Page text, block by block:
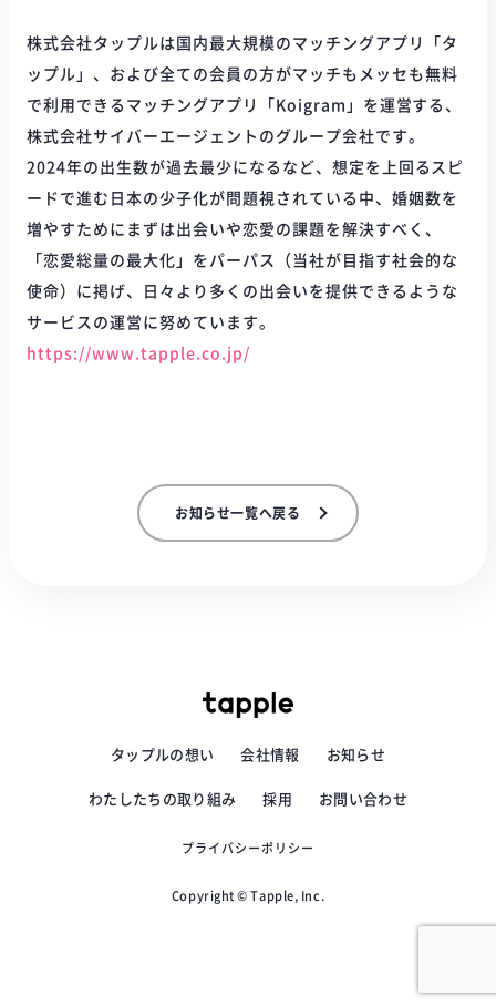
株式会社タップルは国内最大規模のマッチングアプリ「タ
ップル」、および全ての会員の方がマッチもメッセも無料
で利用できるマッチングアプリ「Koigram」を運営する、
株式会社サイバーエージェントのグループ会社です。
2024年の出生数が過去最少になるなど、想定を上回るスピ
ードで進む日本の少子化が問題視されている中、婚姻数を
増やすためにまずは出会いや恋愛の課題を解決すべく、
「恋愛総量の最大化」をパーパス（当社が目指す社会的な
使命）に掲げ、日々より多くの出会いを提供できるような
サービスの運営に努めています。
https://www.tapple.co.jp/
お知らせ一覧へ戻る
タップルの想い 会社情報 お知らせ
わたしたちの取り組み 採用 お問い合わせ
プライバシーポリシー
Copyright © Tapple, Inc.